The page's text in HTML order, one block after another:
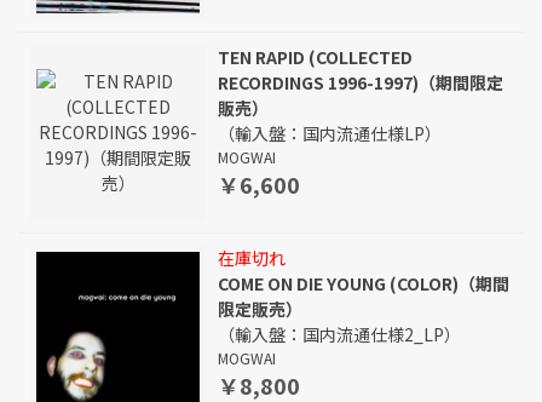
TEN RAPID (COLLECTED
RECORDINGS 1996-1997)（期間限定
販売）
（輸入盤：国内流通仕様LP）
MOGWAI
￥6,600
在庫切れ
COME ON DIE YOUNG (COLOR)（期間
限定販売）
（輸入盤：国内流通仕様2_LP）
MOGWAI
￥8,800